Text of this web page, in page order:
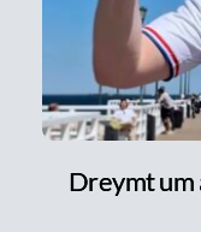
Dreymt um